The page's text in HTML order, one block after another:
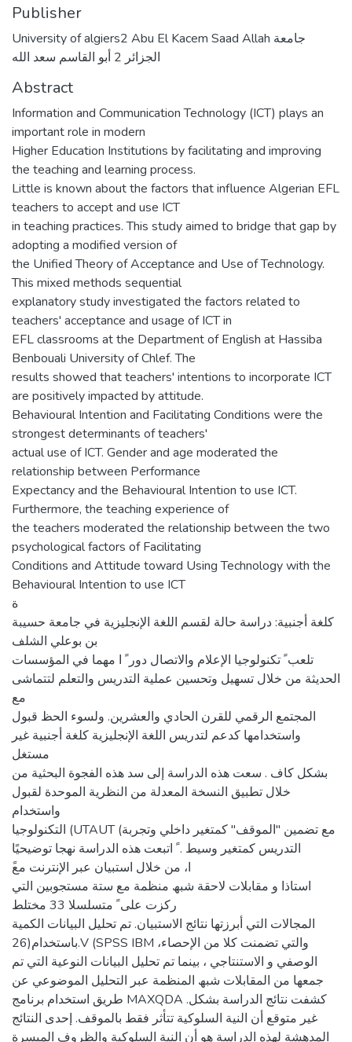
Publisher
University of algiers2 Abu El Kacem Saad Allah جامعة
الجزائر 2 أبو القاسم سعد الله
Abstract
Information and Communication Technology (ICT) plays an
important role in modern
Higher Education Institutions by facilitating and improving
the teaching and learning process.
Little is known about the factors that influence Algerian EFL
teachers to accept and use ICT
in teaching practices. This study aimed to bridge that gap by
adopting a modified version of
the Unified Theory of Acceptance and Use of Technology.
This mixed methods sequential
explanatory study investigated the factors related to
teachers' acceptance and usage of ICT in
EFL classrooms at the Department of English at Hassiba
Benbouali University of Chlef. The
results showed that teachers' intentions to incorporate ICT
are positively impacted by attitude.
Behavioural Intention and Facilitating Conditions were the
strongest determinants of teachers'
actual use of ICT. Gender and age moderated the
relationship between Performance
Expectancy and the Behavioural Intention to use ICT.
Furthermore, the teaching experience of
the teachers moderated the relationship between the two
psychological factors of Facilitating
Conditions and Attitude toward Using Technology with the
Behavioural Intention to use ICT
ة
كلغة أجنبیة: دراسة حالة لقسم اللغة الإنجلیزیة في جامعة حسیبة
بن بوعلي الشلف
تلعب ً تكنولوجیا الإعلام والاتصال دور ً ا مھما في المؤسسات
الحدیثة من خلال تسھیل وتحسین عملیة التدریس والتعلم لتتماشى
مع
المجتمع الرقمي للقرن الحادي والعشرین. ولسوء الحظ قبول
واستخدامھا كدعم لتدریس اللغة الإنجلیزیة كلغة أجنبیة غیر
مستغل
بشكل كاف . سعت ھذه الدراسة إلى سد ھذه الفجوة البحثیة من
خلال تطبیق النسخة المعدلة من النظریة الموحدة لقبول
واستخدام
التكنولوجیا (UTAUT (مع تضمین "الموقف" كمتغیر داخلي وتجربة
التدریس كمتغیر وسیط . ً اتبعت ھذه الدراسة نھجا توضیحیًا
استاذا و مقابلات لاحقة شبھ منظمة مع ستة مستجوبین التي
ركزت على ً متسلسلا 33 مختلط
المجالات التي أبرزتھا نتائج الاستبیان. تم تحلیل البیانات الكمیة
باستخدام(26.V (SPSS IBM ،والتي تضمنت كلا من الإحصاء
الوصفي و الاستنتاجي ، بینما تم تحلیل البیانات النوعیة التي تم
جمعھا من المقابلات شبھ المنظمة عبر التحلیل الموضوعي عن
طریق استخدام برنامج MAXQDA .كشفت نتائج الدراسة بشكل
غیر متوقع أن النیة السلوكیة تتأثر فقط بالموقف. إحدى النتائج
المدھشة لھذه الدراسة ھو أن النیة السلوكیة والظروف المیسرة